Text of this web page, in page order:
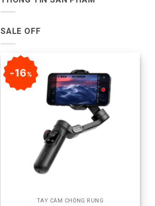
SALE OFF
16%
TAY CẦM CHỐNG RUNG